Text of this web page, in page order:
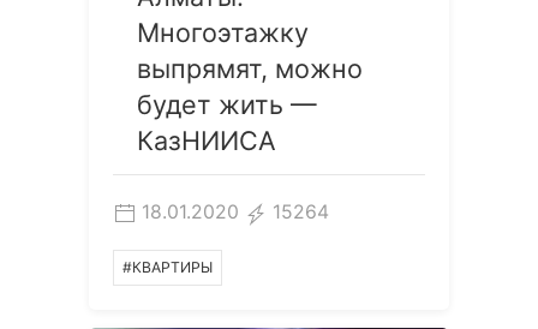
Многоэтажку
выпрямят, можно
будет жить —
КазНИИСА
18.01.2020 15264
#КВАРТИРЫ